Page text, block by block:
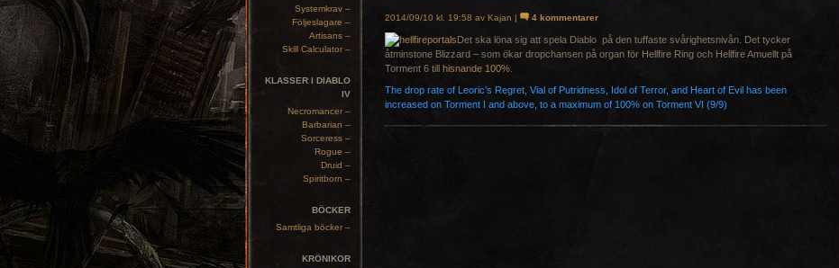
Systemkrav –
Följeslagare –
Artisans –
Skill Calculator –
KLASSER I DIABLO
IV
Necromancer –
Barbarian –
Sorceress –
Rogue –
Druid –
Spiritborn –
BÖCKER
Samtliga böcker –
KRÖNIKOR
2014/09/10 kl. 19:58 av Kajan | 4 kommentarer
Det ska löna sig att spela Diablo på den tuffaste svårighetsnivån. Det tycker
åtminstone Blizzard – som ökar dropchansen på organ för Hellfire Ring och Hellfire Amuellt på
Torment 6 till hisnande 100%
The drop rate of Leoric’s Regret Vial of Putridness Idol of Terror, and Heart of Evil has been
increased on Torment I and above, to a maximum of 100% on Torment VI (9/9)